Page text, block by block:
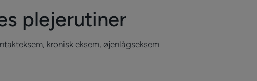
plejerutiner
kronisk eksem, øjenlågseksem